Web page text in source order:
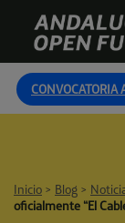
content
Andalucía
Open
Future
CONVOCATORIA
Inicio > Blog >
oficialmente “El